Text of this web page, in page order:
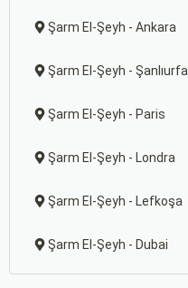
Şarm El-Şeyh - Ankara
Şarm El-Şeyh - Şanlıurfa
Şarm El-Şeyh - Paris
Şarm El-Şeyh - Londra
Şarm El-Şeyh - Lefkoşa
Şarm El-Şeyh - Dubai